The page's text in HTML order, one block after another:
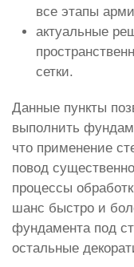
все этапы
актуальные
сетки.
Данные пункты
выполнить
что применение
повод
процессы
шанс быстро и
фундамента под
остальные